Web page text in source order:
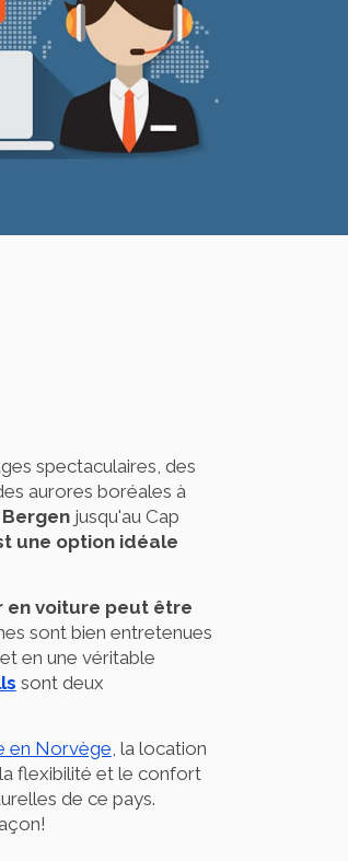
spectaculaires, des
aurores boréales à
jusqu'au Cap
une option idéale
en voiture peut être
sont bien entretenues
en une véritable
sont deux
en Norvège , la location
flexibilité et le confort
de ce pays.